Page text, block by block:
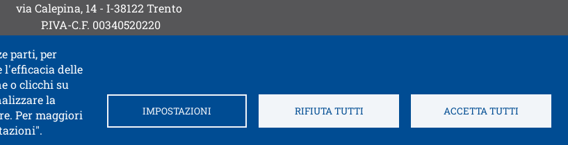
parti, per
l'efficacia delle
o clicchi su
la
Per maggiori
IMPOSTAZIONI RIFIUTA TUTTI ACCETTA TUTTI
via Calepina, 14 - I-38122 Trento
P.IVA-C.F. 003​40520220
finestra
trasparente Autenticazione SPID e CIE Brand identity
Come raggiungerci
Fatturazione elettronicaApri il link in una nuova finestra
Informativa Privacy Note legali Privacy
Service Desk